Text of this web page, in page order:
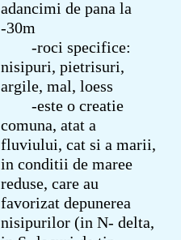
adancimi de pana la
-30m
-roci specifice:
nisipuri, pietrisuri,
argile, mal, loess
-este o creatie
comuna, atat a
fluviului, cat si a marii,
in conditii de maree
reduse, care au
favorizat depunerea
nisipurilor (in N- delta,